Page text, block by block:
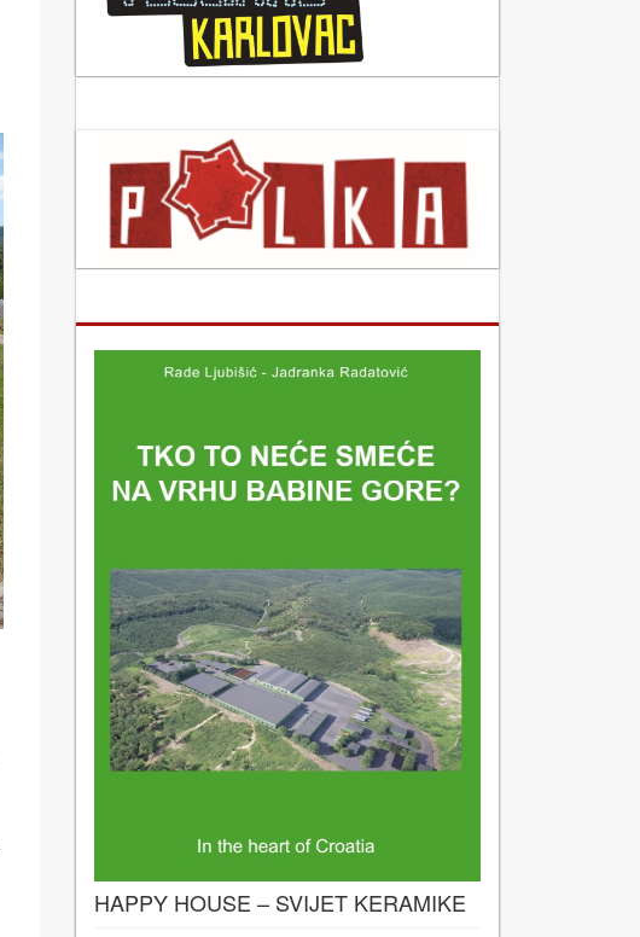
HAPPY HOUSE – SVIJET KERAMIKE